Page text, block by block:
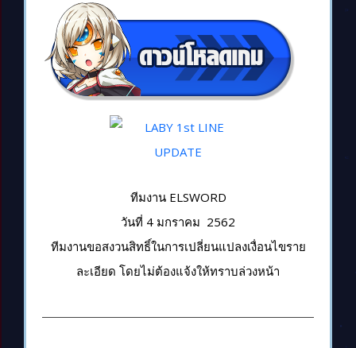
ทีมงาน ELSWORD
วันที่ 4 มกราคม 2562
ทีมงานขอสงวนสิทธิ์ในการเปลี่ยนแปลงเงื่อนไขราย
ละเอียด โดยไม่ต้องแจ้งให้ทราบล่วงหน้า